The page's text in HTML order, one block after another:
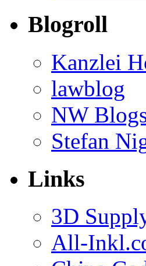
Blogroll
Kanzlei
lawblog
NW
Stefan
Links
3D
All-